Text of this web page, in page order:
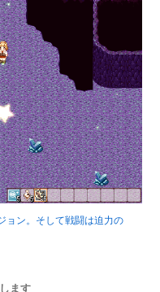
ョン。そして戦闘は迫力の
ます